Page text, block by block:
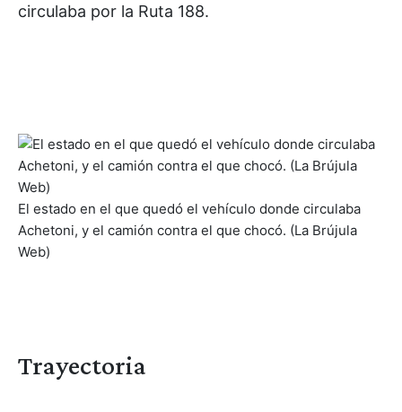
circulaba por la Ruta 188.
El estado en el que quedó el vehículo donde circulaba
Achetoni, y el camión contra el que chocó. (La Brújula
Web)
Trayectoria